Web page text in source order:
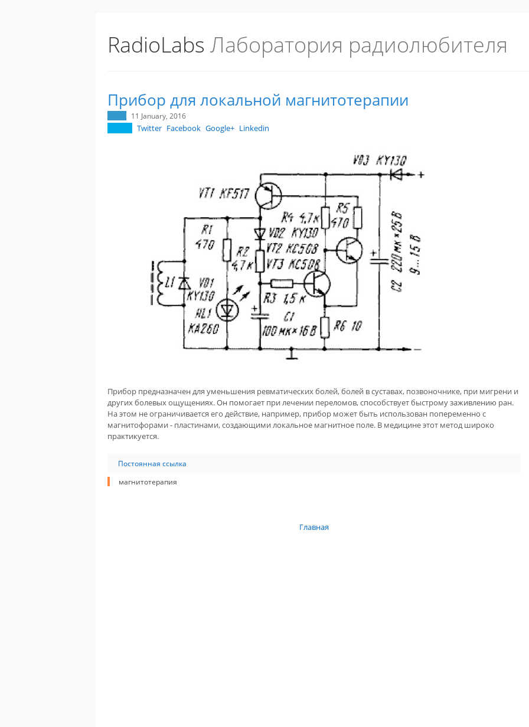
RadioLabs Лаборатория радиолюбителя
Прибор для локальной магнитотерапии
11 January, 2016
Twitter Facebook Google+ Linkedin
Прибор предназначен для уменьшения ревматических болей, болей в суставах, позвоночнике, при мигрени и
других болевых ощущениях. Он помогает при лечении переломов, способствует быстрому заживлению ран.
На этом не ограничивается его действие, например, прибор может быть использован попеременно с
магнитофорами - пластинами, создающими локальное магнитное поле. В медицине этот метод широко
практикуется.
Постоянная ссылка
магнитотерапия
Главная